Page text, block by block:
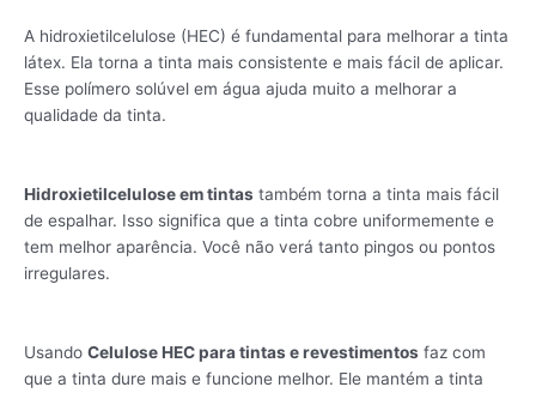
A hidroxietilcelulose (HEC) é fundamental para melhorar a tinta
látex. Ela torna a tinta mais consistente e mais fácil de aplicar.
Esse polímero solúvel em água ajuda muito a melhorar a
qualidade da tinta.
Hidroxietilcelulose em tintas também torna a tinta mais fácil
de espalhar. Isso significa que a tinta cobre uniformemente e
tem melhor aparência. Você não verá tanto pingos ou pontos
irregulares.
Usando Celulose HEC para tintas e revestimentos faz com
que a tinta dure mais e funcione melhor. Ele mantém a tinta